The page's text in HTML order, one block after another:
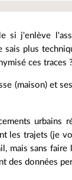
si j'enlève
sais plus
ces traces ?
(maison) et
urbains
les trajets (je
mais sans
des données